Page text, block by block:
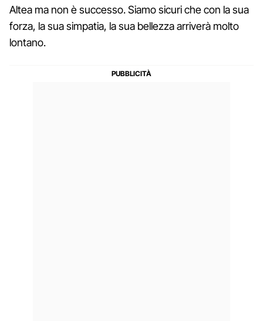
Altea ma non è successo. Siamo sicuri che con la sua
forza, la sua simpatia, la sua bellezza arriverà molto
lontano.